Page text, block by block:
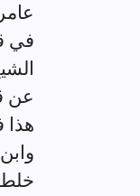
في
عن
هذا